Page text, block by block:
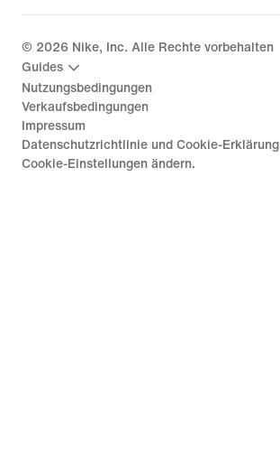
© 2026 Nike, Inc. Alle Rechte vorbehalten
Guides
Nutzungsbedingungen
Verkaufsbedingungen
Impressum
Datenschutzrichtlinie und Cookie-Erklärung
Cookie-Einstellungen ändern.